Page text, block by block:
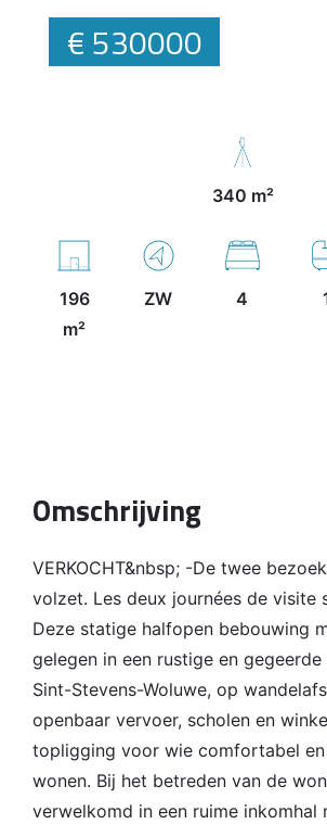
€ 530000
340 m²
196
m²
ZW 4
Omschrijving
VERKOCHT&nbsp; -De twee
volzet. Les deux journées de visite
Deze statige halfopen bebouwing
gelegen in een rustige en
Sint-Stevens-Woluwe, op
openbaar vervoer, scholen en
topligging voor wie comfortabel
wonen. Bij het betreden van de
verwelkomd in een ruime inkomhal